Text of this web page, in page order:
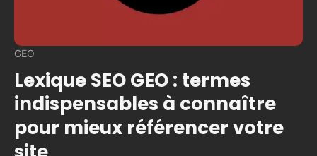
GEO
Lexique SEO GEO : termes
indispensables à connaître
pour mieux référencer votre